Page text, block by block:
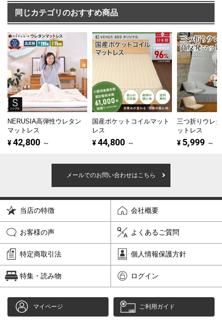
同じカテゴリのおすすめ商品
NERUSIA高弾性ウレタン
マットレス
¥42,800 ～
国産ポケットコイルマット
レス
¥44,800 ～
三つ折りウレ
ットレス
¥ 5,999 ～
メールでのお問い合わせはこちら
当店の特徴 会社概要
お客様の声 よくあるご質問
特定商取引法 個人情報保護方針
特集・読み物 ログイン
マイページ ご利用ガイド